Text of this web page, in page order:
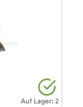
Auf Lager: 2